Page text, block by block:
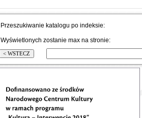
Przeszukiwanie katalogu po indeksie:
Wyświetlonych zostanie max na stronie: